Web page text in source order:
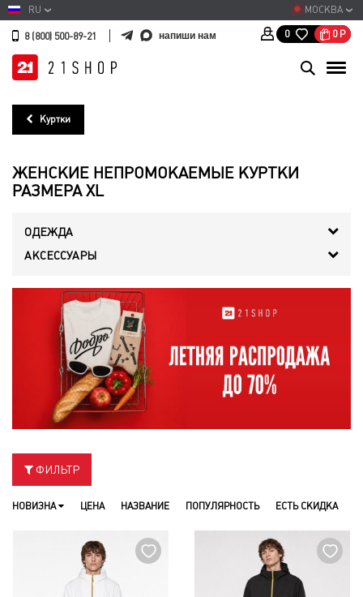
МОСКВА
RU
8 (800) 500-89-21 напиши нам 0 0 Р
Куртки
ЖЕНСКИЕ НЕПРОМОКАЕМЫЕ КУРТКИ
РАЗМЕРА XL
ОДЕЖДА
АКСЕССУАРЫ
ФИЛЬТР
НОВИЗНА ЦЕНА НАЗВАНИЕ ПОПУЛЯРНОСТЬ ЕСТЬ СКИДКА